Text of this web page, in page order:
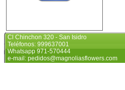
Cl Chinchon 320 - San Isidro
Teléfonos: 999637001
Whatsapp 971-570444
e-mail: pedidos@magnoliasflowers.com